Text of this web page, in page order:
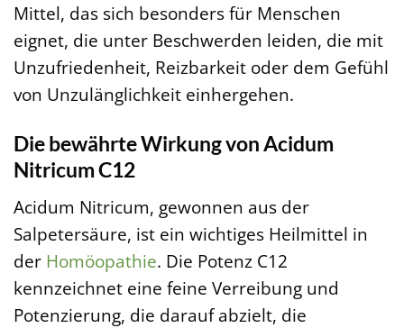
Mittel, das sich besonders für Menschen
eignet, die unter Beschwerden leiden, die mit
Unzufriedenheit, Reizbarkeit oder dem Gefühl
von Unzulänglichkeit einhergehen.
Die bewährte Wirkung von Acidum
Nitricum C12
Acidum Nitricum, gewonnen aus der
Salpetersäure, ist ein wichtiges Heilmittel in
der Homöopathie. Die Potenz C12
kennzeichnet eine feine Verreibung und
Potenzierung, die darauf abzielt, die